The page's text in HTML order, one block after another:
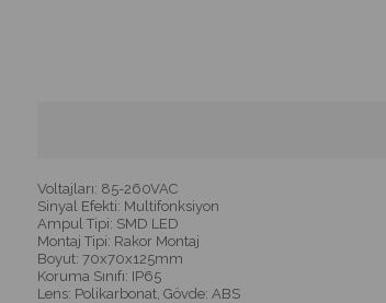
Voltajları: 85-260VAC
Sinyal Efekti: Multifonksiyon
Ampul Tipi: SMD LED
Montaj Tipi: Rakor Montaj
Boyut: 70x70x125mm
Koruma Sınıfı: IP65
Lens: Polikarbonat, Gövde: ABS